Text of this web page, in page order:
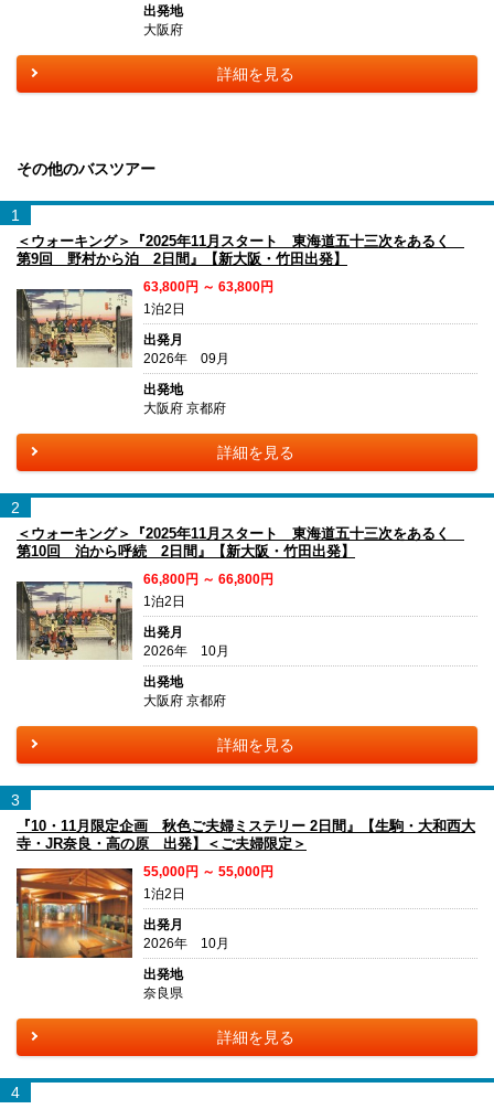
出発地
大阪府
詳細を見る
その他のバスツアー
1
＜ウォーキング＞『2025年11月スタート 東海道五十三次をあるく
第9回 野村から泊 2日間』【新大阪・竹田出発】
63,800円 ～ 63,800円
1泊2日
出発月
2026年 09月
出発地
大阪府 京都府
詳細を見る
2
＜ウォーキング＞『2025年11月スタート 東海道五十三次をあるく
第10回 泊から呼続 2日間』【新大阪・竹田出発】
66,800円 ～ 66,800円
1泊2日
出発月
2026年 10月
出発地
大阪府 京都府
詳細を見る
3
『10・11月限定企画 秋色ご夫婦ミステリー 2日間』【生駒・大和西大
寺・JR奈良・高の原 出発】＜ご夫婦限定＞
55,000円 ～ 55,000円
1泊2日
出発月
2026年 10月
出発地
奈良県
詳細を見る
4